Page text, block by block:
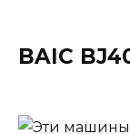
BAIC